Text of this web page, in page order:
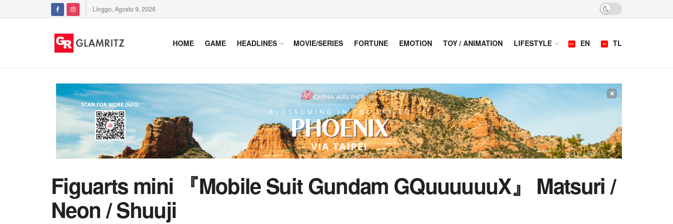
Linggo, Agosto 9, 2026
HOME GAME HEADLINES MOVIE/SERIES FORTUNE EMOTION TOY / ANIMATION LIFESTYLE EN TL
×
Figuarts mini 『Mobile Suit Gundam GQuuuuuuX』 Matsuri /
Neon / Shuuji